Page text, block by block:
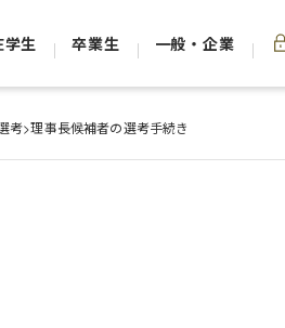
学生 卒業生 一般・企業
考>理事長候補者の選考手続き